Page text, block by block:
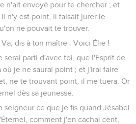
n'ait envoyé pour te chercher ; et
n'y est point, il faisait jurer le
ne pouvait te trouver.
dis à ton maître : Voici Élie !
serai parti d'avec toi, que l'Esprit de
où je ne saurai point ; et j'irai faire
ne te trouvant point, il me tuera. Or
dès sa jeunesse.
seigneur ce que je fis quand Jésabel
comment j'en cachai cent,